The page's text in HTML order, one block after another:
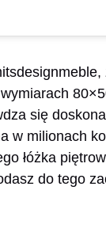
się
w milionach
łóżka
do tego